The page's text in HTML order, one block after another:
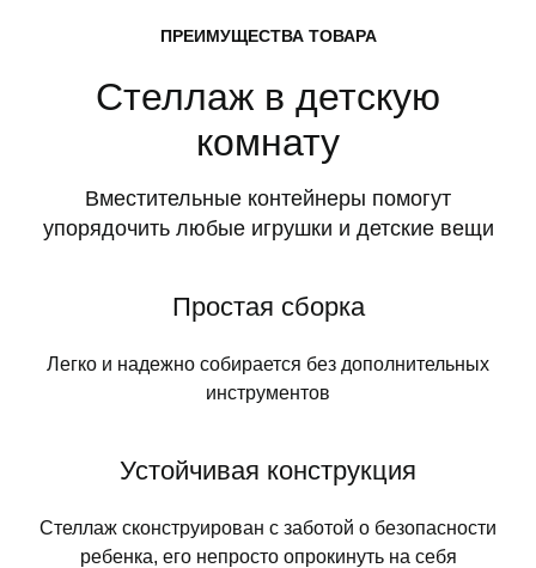
ПРЕИМУЩЕСТВА ТОВАРА
Стеллаж в детскую
комнату
Вместительные контейнеры помогут
упорядочить любые игрушки и детские вещи
Простая сборка
Легко и надежно собирается без дополнительных
инструментов
Устойчивая конструкция
Стеллаж сконструирован с заботой о безопасности
ребенка, его непросто опрокинуть на себя